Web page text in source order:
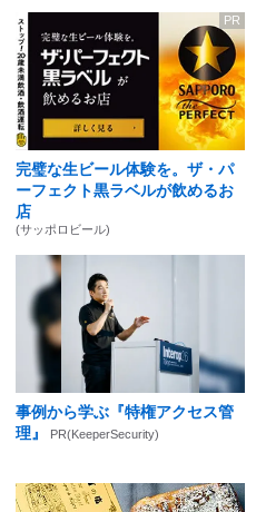
PR
完璧な生ビール体験を。ザ・パ
ーフェクト黒ラベルが飲めるお
店
(サッポロビール)
事例から学ぶ『特権アクセス管
理』
PR(KeeperSecurity)